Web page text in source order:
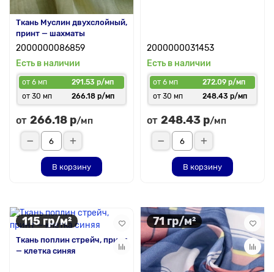
Ткань Муслин двухслойный,
принт — шахматы
2000000086859
Есть в наличии
от 6 мп
291.53 р/мп
от 30 мп
266.18 р/мп
от 266.18 р/мп
В корзину
2000000031453
Есть в наличии
от 6 мп
272.09 р/мп
от 30 мп
248.43 р/мп
от 248.43 р/мп
В корзину
115 гр/м²
Ткань поплин стрейч, принт
— клетка синяя
71 гр/м²